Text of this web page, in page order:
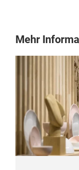
Mehr